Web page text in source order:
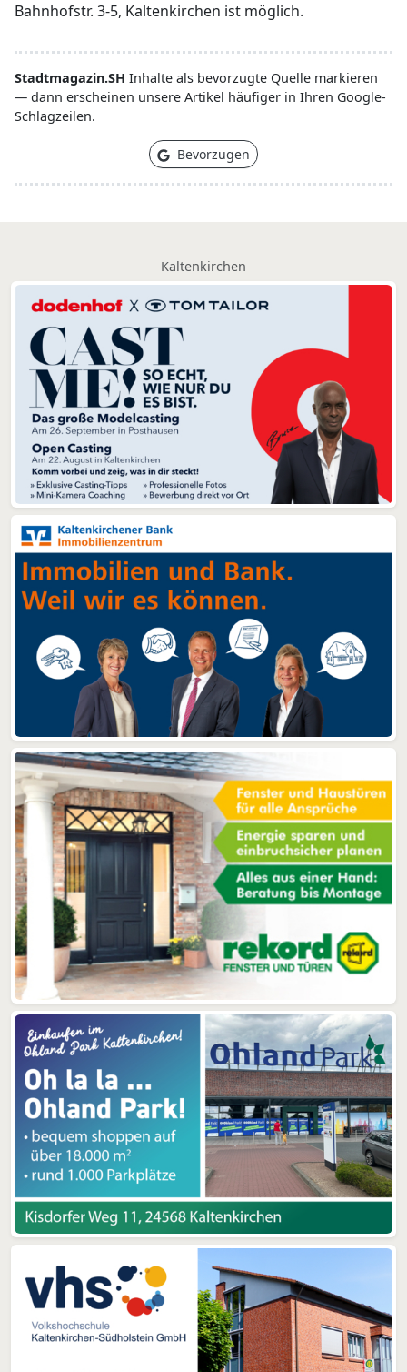
Bahnhofstr. 3-5, Kaltenkirchen ist möglich.
Stadtmagazin.SH Inhalte als bevorzugte Quelle markieren
— dann erscheinen unsere Artikel häufiger in Ihren Google-
Schlagzeilen.
Bevorzugen
Kaltenkirchen